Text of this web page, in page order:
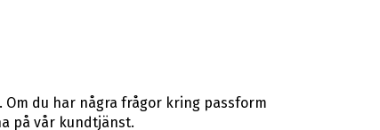
Om du har några frågor kring passform
på vår kundtjänst.